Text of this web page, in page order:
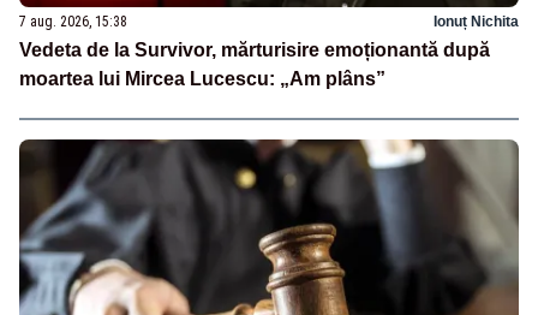
7 aug. 2026, 15:38 Ionuț Nichita
Vedeta de la Survivor, mărturisire emoționantă după
moartea lui Mircea Lucescu: „Am plâns”